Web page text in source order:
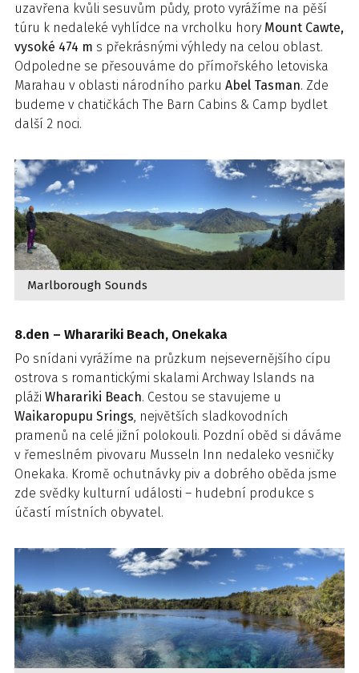
uzavřena kvůli sesuvům půdy, proto vyrážíme na pěší
túru k nedaleké vyhlídce na vrcholku hory Mount Cawte,
vysoké 474 m s překrásnými výhledy na celou oblast.
Odpoledne se přesouváme do přímořského letoviska
Marahau v oblasti národního parku Abel Tasman. Zde
budeme v chatičkách The Barn Cabins & Camp bydlet
další 2 noci.
Marlborough Sounds
8.den – Wharariki Beach, Onekaka
Po snídani vyrážíme na průzkum nejsevernějšího cípu
ostrova s romantickými skalami Archway Islands na
pláži Wharariki Beach. Cestou se stavujeme u
Waikaropupu Srings , největších sladkovodních
pramenů na celé jižní polokouli. Pozdní oběd si dáváme
v řemeslném pivovaru Musseln Inn nedaleko vesničky
Onekaka. Kromě ochutnávky piv a dobrého oběda jsme
zde svědky kulturní události – hudební produkce s
účastí místních obyvatel.